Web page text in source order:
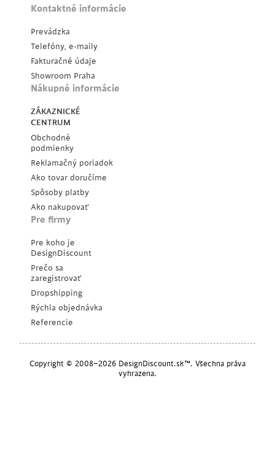
Kontaktné informácie
Prevádzka
Telefóny, e-maily
Fakturačné údaje
Showroom Praha
Nákupné informácie
ZÁKAZNICKÉ
CENTRUM
Obchodné
podmienky
Reklamačný poriadok
Ako tovar doručíme
Spôsoby platby
Ako nakupovať
Pre firmy
Pre koho je
DesignDiscount
Prečo sa
zaregistrovať
Dropshipping
Rýchla objednávka
Referencie
Copyright © 2008–2026 DesignDiscount.sk™. Všechna práva
vyhrazena.